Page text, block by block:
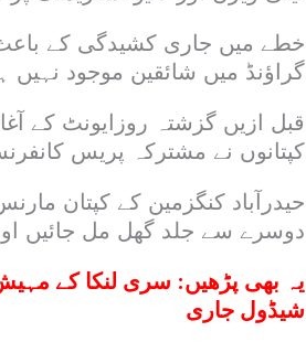
خطے میں جاری کشیدگی کے باعث
گراؤنڈ میں شائقین موجود نہیں
قبل ازیں گزشتہ روزایونٹ کے
کپتانوں نے مشترکہ پریس
حیدرآباد کنگزمین کے کپتان
دوسرے سے جلد گھل مل جائیں
یہ بھی پڑھیں: سری لنکا کے
شیڈول جاری